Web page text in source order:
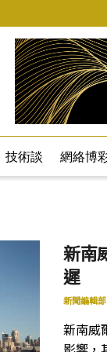
技術談 網絡博
新南
遲
新聞編輯部
新南威